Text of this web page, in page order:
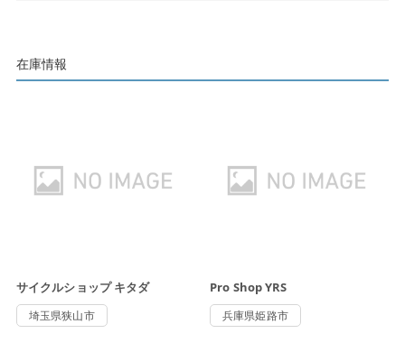
在庫情報
サイクルショップ キタダ
埼玉県狭山市
Pro Shop YRS
兵庫県姫路市